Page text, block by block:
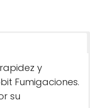
y
Fumigaciones.
su